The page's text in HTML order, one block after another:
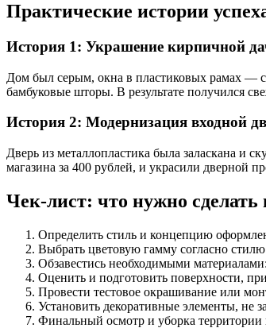
Практические истории
История 1: Украшение кирпичной
Дом был серым, окна в пластиковых рамах —
бамбуковые шторы. В результате получился
История 2: Модернизация входной
Дверь из металлопластика была заласкана и
магазина за 400 рублей, и украсили дверной
Чек-лист: что нужно сделать
Определить стиль и концепцию
Выбрать цветовую гамму согласно
Обзавестись необходимыми
Оценить и подготовить поверхности,
Провести тестовое окрашивание или
Установить декоративные элементы, не
Финальный осмотр и уборка территории